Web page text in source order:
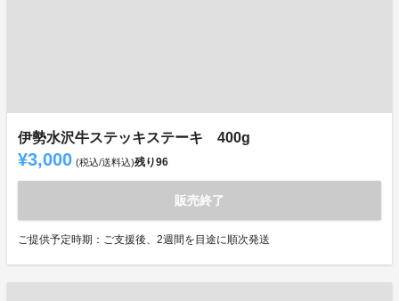
伊勢水沢牛ステッキステーキ 400g
¥3,000 (税込/送料込)残り96
販売終了
ご提供予定時期：ご支援後、2週間を目途に順次発送